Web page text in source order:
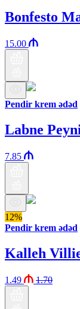
Bonfesto
15.00
Pendir krem ədəd
Labne
7.85
12%
Pendir krem ədəd
Kalleh
1.49 1.70